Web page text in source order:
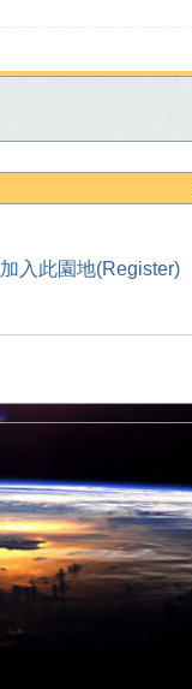
加入此園地(Register)